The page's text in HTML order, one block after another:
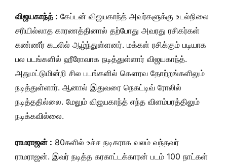
விஜயகாந்த் : கேப்டன் விஜயகாந்த் அவர்களுக்கு உடல்நிலை
சரியில்லாத காரணத்தினால் தற்போது அவரது ரசிகர்கள்
கண்ணீர் கடலில் ஆழ்ந்துள்ளனர். மக்கள் ரசிக்கும் படியாக
பல படங்களில் ஹீரோவாக நடித்துள்ளார் விஜயகாந்த்.
அதுமட்டுமின்றி சில படங்களில் கௌரவ தோற்றங்களிலும்
நடித்துள்ளார். ஆனால் இதுவரை நெகட்டிவ் ரோலில்
நடித்ததில்லை. மேலும் விஜயகாந்த் எந்த விளம்பரத்திலும்
நடிக்கவில்லை.
ராமராஜன் : 80களில் உச்ச நடிகராக வலம் வந்தவர்
ராமராஜன். இவர் நடித்த கரகாட்டக்காரன் படம் 100 நாட்கள்